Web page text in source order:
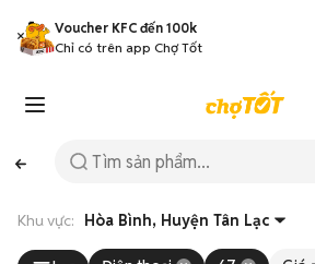
Voucher KFC đến 100k
Chỉ có trên app Chợ Tốt
Khu vực: Hòa Bình, Huyện Tân Lạc